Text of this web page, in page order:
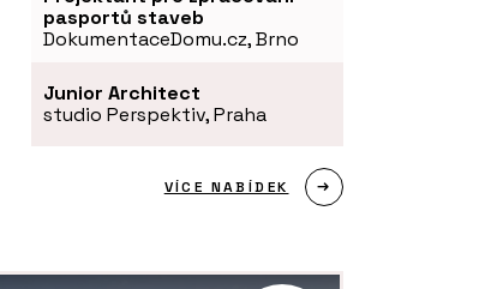
pasportů staveb
DokumentaceDomu.cz, Brno
Junior Architect
studio Perspektiv, Praha
VÍCE NABÍDEK